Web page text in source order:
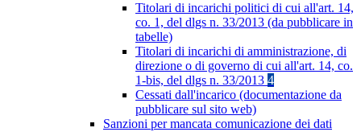
Titolari di incarichi politici di cui all'art. 14,
co. 1, del dlgs n. 33/2013 (da pubblicare in
tabelle)
Titolari di incarichi di amministrazione, di
direzione o di governo di cui all'art. 14, co.
1-bis, del dlgs n. 33/2013 4
Cessati dall'incarico (documentazione da
pubblicare sul sito web)
Sanzioni per mancata comunicazione dei dati